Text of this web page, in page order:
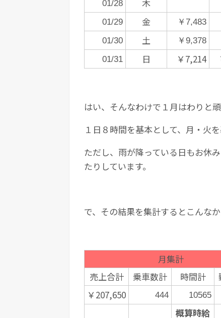
01/28
木
01/29 金 ￥7,483
01/30
土 ￥9,378
01/31
日 ￥7,214
はい、そんなわけで１月はわりと
１日８時間を基本として、月・火
ただし、雨が降っている日もお休
たりしています。
で、その結果を集計するとこんなか
月集計
売上合計
乗車数計 時間計
￥207,650
444 10565
概算時給